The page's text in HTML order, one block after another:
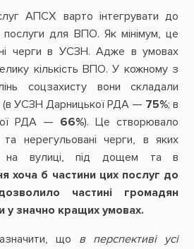
АПСХ варто інтегрувати до
для ВПО. Як мінімум, це
черги в УСЗН. Адже в умовах
кількість ВПО. У кожному з
соцзахисту вони складали
(в УСЗН Дарницької РДА — 75%; в
РДА — 66%). Це створювало
та нерегульовані черги, в яких
на вулиці, під дощем та в
хоча б частини цих послуг до
частині громадян
у значно кращих умовах.
що в перспективі усі